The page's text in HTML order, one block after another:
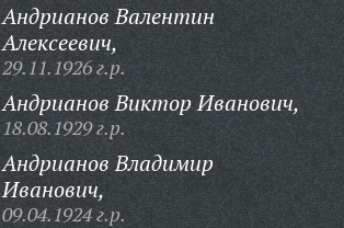
Андрианов Валентин
Алексеевич,
29.11.1926 г.р.
Андрианов Виктор Иванович,
18.08.1929 г.р.
Андрианов Владимир
Иванович,
09.04.1924 г.р.